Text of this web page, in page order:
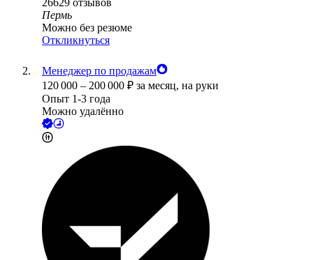
26629 отзывов
Пермь
Можно без резюме
Откликнуться
Менеджер по продажам
120 000 – 200 000 ₽ за месяц, на руки
Опыт 1-3 года
Можно удалённо